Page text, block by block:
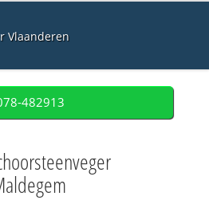
Vlaanderen
482913